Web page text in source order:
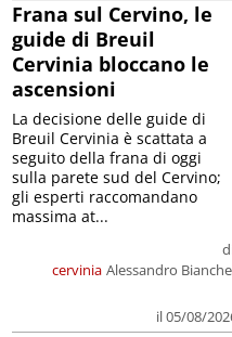
Frana sul Cervino, le
guide di Breuil
Cervinia bloccano le
ascensioni
cervinia Alessandro
il 05/08/
La decisione delle guide di
Breuil Cervinia è scattata a
seguito della frana di oggi
sulla parete sud del Cervino;
gli esperti raccomandano
massima at...